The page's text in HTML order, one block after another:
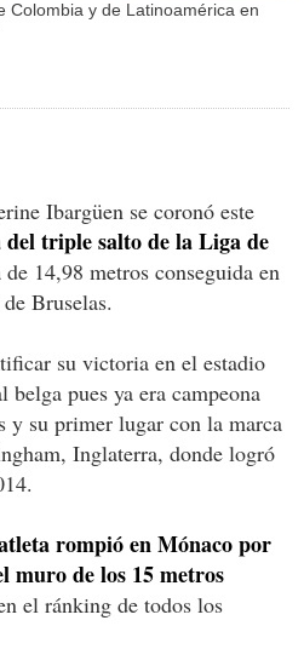
Colombia y de Latinoamérica en
Ibargüen se coronó este
del triple salto de la Liga de
14,98 metros conseguida en
Bruselas.
su victoria en el estadio
pues ya era campeona
y su primer lugar con la marca
Inglaterra, donde logró
rompió en Mónaco por
muro de los 15 metros
el ránking de todos los